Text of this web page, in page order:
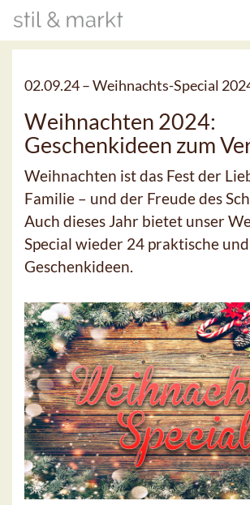
02.09.24 –Weihnachts-Special
Weihnachten 2024:
Geschenkideen zum
Weihnachten ist das Fest der
Familie – und der Freude des
Auch dieses Jahr bietet unser
Special wieder 24 praktische
Geschenkideen.